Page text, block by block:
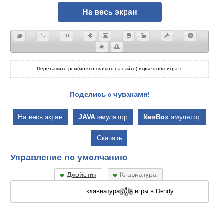
На весь экран
Перетащите ром(можно скачать на сайте) игры чтобы играть
Поделись с чуваками!
На весь экран JAVA эмулятор NesBox эмулятор
Скачать
Управление по умолчанию
Джойстик Клавиатура